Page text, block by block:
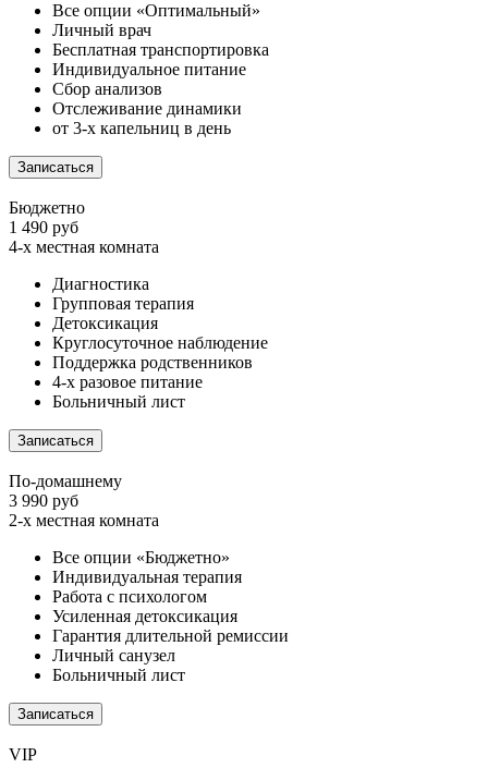
Все опции «Оптимальный»
Личный врач
Бесплатная транспортировка
Индивидуальное питание
Сбор анализов
Отслеживание динамики
от 3-х капельниц в день
Записаться
Бюджетно
1 490 руб
4-х местная комната
Диагностика
Групповая терапия
Детоксикация
Круглосуточное наблюдение
Поддержка родственников
4-х разовое питание
Больничный лист
Записаться
По-домашнему
3 990 руб
2-х местная комната
Все опции «Бюджетно»
Индивидуальная терапия
Работа с психологом
Усиленная детоксикация
Гарантия длительной ремиссии
Личный санузел
Больничный лист
Записаться
VIP